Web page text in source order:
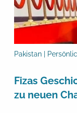
Pakistan |
Fizas
zu neuen